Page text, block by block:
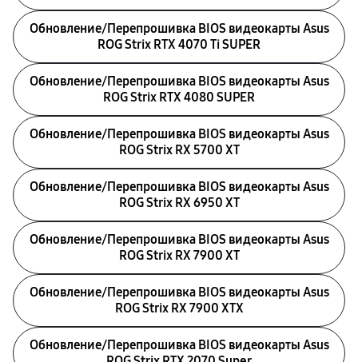
Обновление/Перепрошивка BIOS видеокарты Asus
ROG Strix RTX 4070 Ti SUPER
Обновление/Перепрошивка BIOS видеокарты Asus
ROG Strix RTX 4080 SUPER
Обновление/Перепрошивка BIOS видеокарты Asus
ROG Strix RX 5700 XT
Обновление/Перепрошивка BIOS видеокарты Asus
ROG Strix RX 6950 XT
Обновление/Перепрошивка BIOS видеокарты Asus
ROG Strix RX 7900 XT
Обновление/Перепрошивка BIOS видеокарты Asus
ROG Strix RX 7900 XTX
Обновление/Перепрошивка BIOS видеокарты Asus